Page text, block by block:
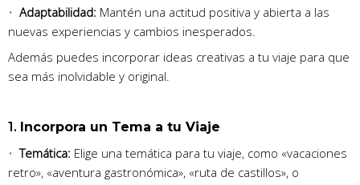
Adaptabilidad: Mantén una actitud positiva y abierta a las
nuevas experiencias y cambios inesperados.
Además puedes incorporar ideas creativas a tu viaje para que
sea más inolvidable y original.
1. Incorpora un Tema a tu Viaje
Temática: Elige una temática para tu viaje, como «vacaciones
retro», «aventura gastronómica», «ruta de castillos», o